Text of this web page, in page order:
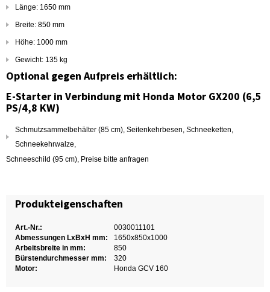
Länge: 1650 mm
Breite: 850 mm
Höhe: 1000 mm
Gewicht: 135 kg
Optional gegen Aufpreis erhältlich:
E-Starter in Verbindung mit Honda Motor GX200 (6,5
PS/4,8 KW)
Schmutzsammelbehälter (85 cm), Seitenkehrbesen, Schneeketten,
Schneekehrwalze,
Schneeschild (95 cm), Preise bitte anfragen
Produkteigenschaften
Art.-Nr.:
0030011101
Abmessungen LxBxH mm:
1650x850x1000
Arbeitsbreite in mm:
850
Bürstendurchmesser mm:
320
Motor:
Honda GCV 160